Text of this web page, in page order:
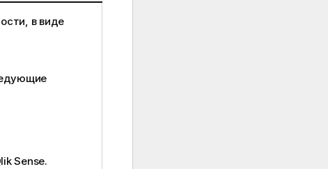
в виде
Sense.